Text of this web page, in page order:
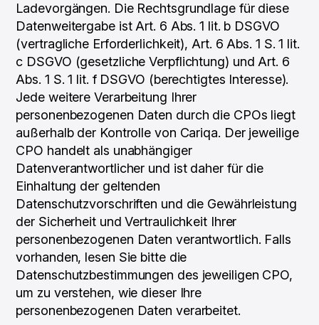
Ladevorgängen. Die Rechtsgrundlage für diese
Datenweitergabe ist Art. 6 Abs. 1 lit. b DSGVO
(vertragliche Erforderlichkeit), Art. 6 Abs. 1 S. 1 lit.
c DSGVO (gesetzliche Verpflichtung) und Art. 6
Abs. 1 S. 1 lit. f DSGVO (berechtigtes Interesse).
Jede weitere Verarbeitung Ihrer
personenbezogenen Daten durch die CPOs liegt
außerhalb der Kontrolle von Cariqa. Der jeweilige
CPO handelt als unabhängiger
Datenverantwortlicher und ist daher für die
Einhaltung der geltenden
Datenschutzvorschriften und die Gewährleistung
der Sicherheit und Vertraulichkeit Ihrer
personenbezogenen Daten verantwortlich. Falls
vorhanden, lesen Sie bitte die
Datenschutzbestimmungen des jeweiligen CPO,
um zu verstehen, wie dieser Ihre
personenbezogenen Daten verarbeitet.